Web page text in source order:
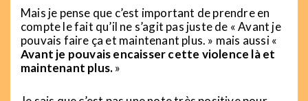
Mais je pense que c’est important de prendre en
compte le fait qu’il ne s’agit pas juste de « Avant je
pouvais faire ça et maintenant plus. » mais aussi «
Avant je pouvais encaisser cette violence là et
maintenant plus.»